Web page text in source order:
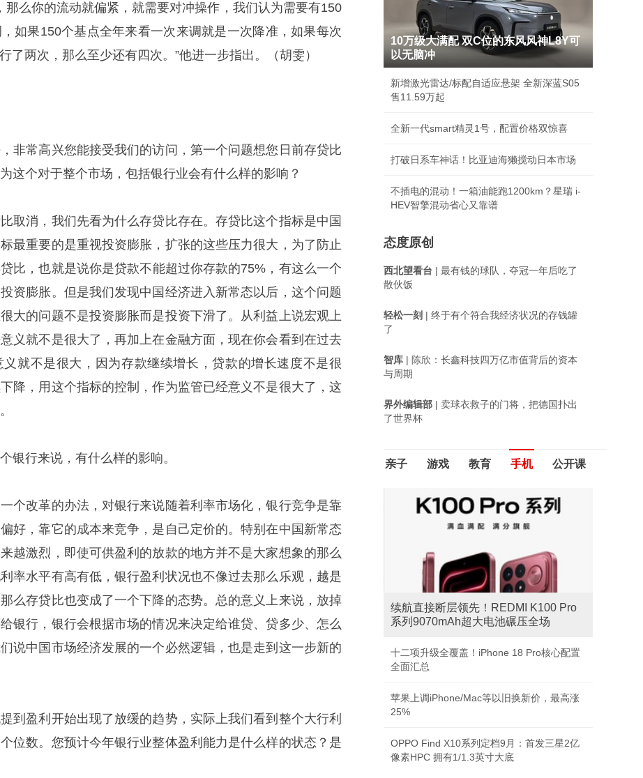
那么你的流动就偏紧，就需要对冲操作，我们认为需要有150
如果150个基点全年来看一次来调就是一次降准，如果每次
了两次，那么至少还有四次。”他进一步指出。（胡雯）
非常高兴您能接受我们的访问，第一个问题想您日前存贷比
这个对于整个市场，包括银行业会有什么样的影响？
取消，我们先看为什么存贷比存在。存贷比这个指标是中国
最重要的是重视投资膨胀，扩张的这些压力很大，为了防止
比，也就是说你是贷款不能超过你存款的75%，有这么一个
资膨胀。但是我们发现中国经济进入新常态以后，这个问题
大的问题不是投资膨胀而是投资下滑了。从利益上说宏观上
义就不是很大了，再加上在金融方面，现在你会看到在过去
义就不是很大，因为存款继续增长，贷款的增长速度不是很
降，用这个指标的控制，作为监管已经意义不是很大了，这
银行来说，有什么样的影响。
个改革的办法，对银行来说随着利率市场化，银行竞争是靠
好，靠它的成本来竞争，是自己定价的。特别在中国新常态
越激烈，即使可供盈利的放款的地方并不是大家想象的那么
率水平有高有低，银行盈利状况也不像过去那么乐观，越是
么存贷比也变成了一个下降的态势。总的意义上来说，放掉
银行，银行会根据市场的情况来决定给谁贷、贷多少、怎么
说中国市场经济发展的一个必然逻辑，也是走到这一步新的
到盈利开始出现了放缓的趋势，实际上我们看到整个大行利
位数。您预计今年银行业整体盈利能力是什么样的状态？是
10万级大满配 双C位的东风风神L8Y可
以无脑冲
新增激光雷达/标配自适应悬架 全新深蓝S05
售11.59万起
全新一代smart精灵1号，配置价格双惊喜
打破日系车神话！比亚迪海獭搅动日本市场
不插电的混动！一箱油能跑1200km？星瑞 i-
HEV智擎混动省心又靠谱
态度原创
西北望看台 | 最有钱的球队，夺冠一年后吃了
散伙饭
轻松一刻 | 终于有个符合我经济状况的存钱罐
了
智库 | 陈欣：长鑫科技四万亿市值背后的资本
与周期
界外编辑部 | 卖球衣救子的门将，把德国扑出
了世界杯
亲子 游戏 教育 手机 公开课
续航直接断层领先！REDMI K100 Pro
系列9070mAh超大电池碾压全场
十二项升级全覆盖！iPhone 18 Pro核心配置
全面汇总
苹果上调iPhone/Mac等以旧换新价，最高涨
25%
OPPO Find X10系列定档9月：首发三星2亿
像素HPC 拥有1/1.3英寸大底